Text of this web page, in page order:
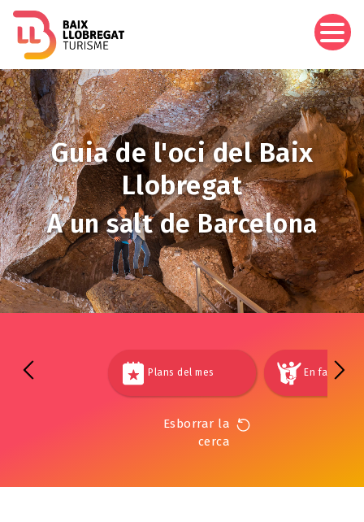
Imagen
Guia de l'oci del Baix
Llobregat
A un salt de Barcelona
Plans del mes En família
Esborrar la
cerca